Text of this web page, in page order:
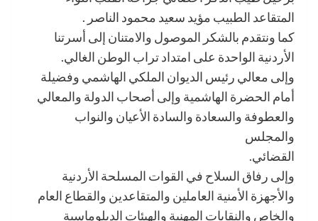
المتقاعد الطبيب مؤید سعید محمود الناصر .
كما ونتقدم بالشكر الموصول والامتنان إلى أسرتنا
الأردنية الواحدة على امتداد تراب الوطن الغالي.
وإلى معالي رئيس الديوان الملكي الهاشمي وفضيلة
أمام الحضرة الهاشمية وإلى أصحاب الدولة والمعالي
والعطوفة والسعادة والسادة الأعيان والنواب
والمجلس
القضائي.
وإلى رفاق السلاح في القوات المسلحة الأردنية
والأجهزة الأمنية العاملين والمتقاعدين والقطاع العام
والخاص والنقابات المهنية والهيئات الدبلوماسية